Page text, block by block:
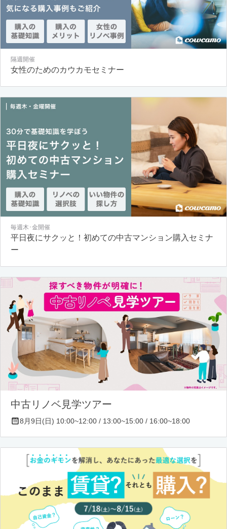
隔週開催
女性のためのカウカモセミナー
毎週木･金開催
平日夜にサクッと！初めての中古マンション購入セミナ
ー
中古リノベ見学ツアー
8月9日(日) 10:00~12:00 / 13:00~15:00 / 16:00~18:00